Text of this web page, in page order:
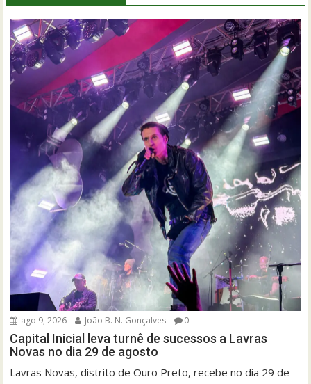
ago 9, 2026 João B. N. Gonçalves 0
Capital Inicial leva turnê de sucessos a Lavras
Novas no dia 29 de agosto
Lavras Novas, distrito de Ouro Preto, recebe no dia 29 de